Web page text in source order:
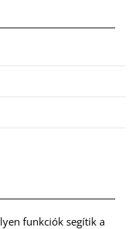
funkciók segítik a